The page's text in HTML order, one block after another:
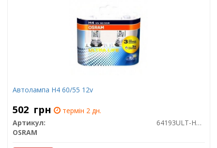
Автолампа H4 60/55 12v
502 грн
термін 2 дн.
Артикул:
64193ULT-HCB
OSRAM